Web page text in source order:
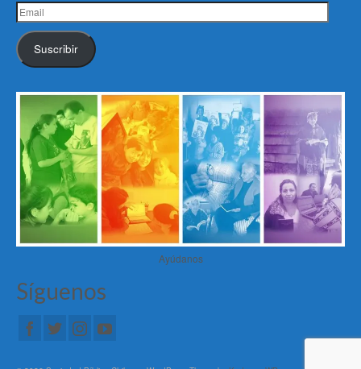
Email
Suscribir
Ayúdanos
Síguenos